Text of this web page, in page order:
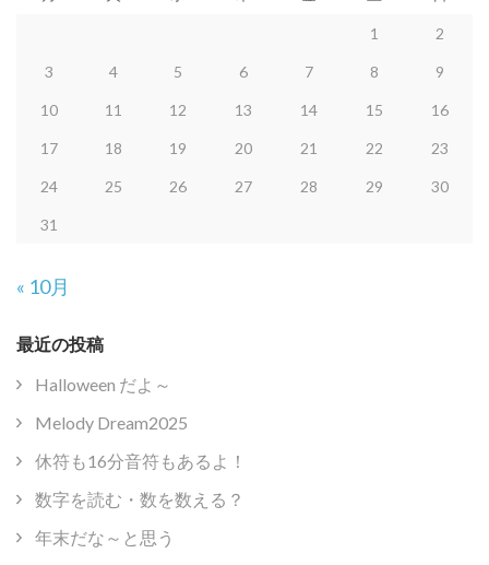
1 2
3 4 5 6 7 8 9
10 11 12 13 14 15 16
17 18 19 20 21 22 23
24 25 26 27 28 29 30
31
« 10月
最近の投稿
Halloween だよ～
Melody Dream2025
休符も16分音符もあるよ！
数字を読む・数を数える？
年末だな～と思う